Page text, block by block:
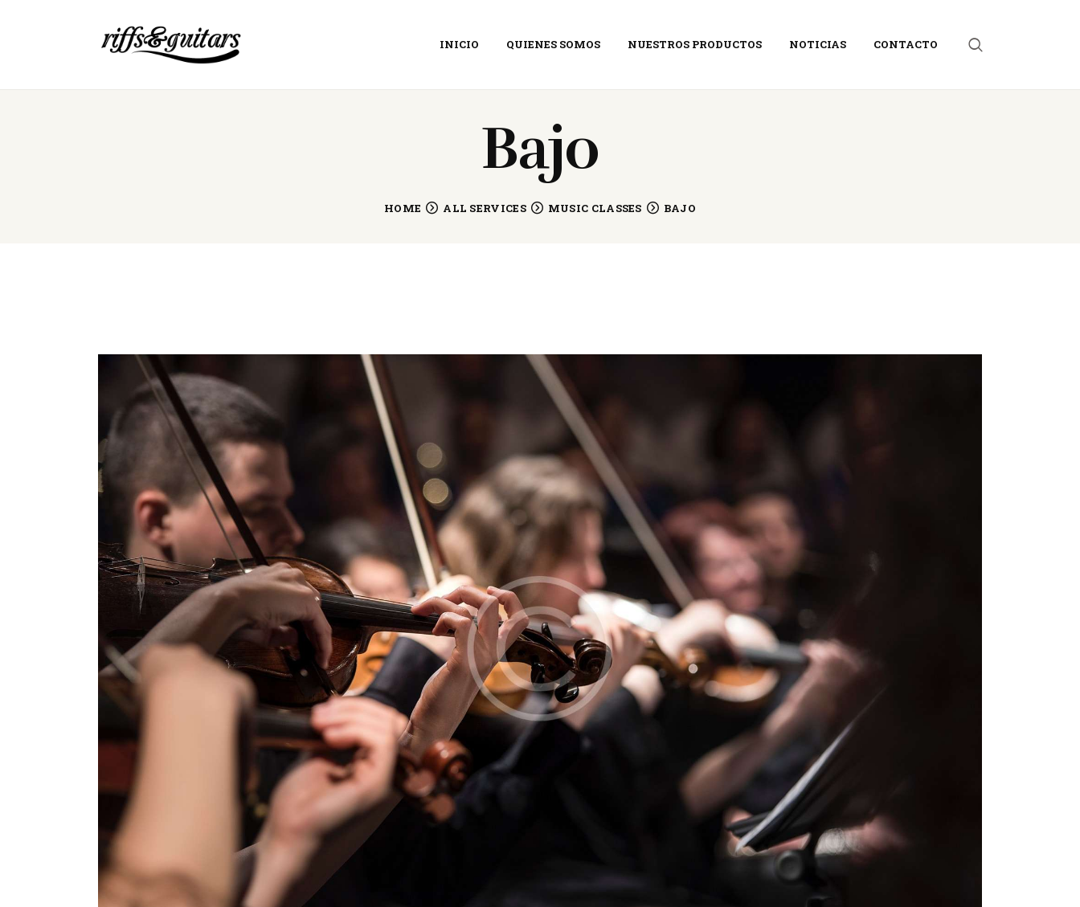
INICIO QUIENES SOMOS NUESTROS PRODUCTOS NOTICIAS CONTACTO
Bajo
HOME ALL SERVICES MUSIC CLASSES BAJO
PRODUCTOS